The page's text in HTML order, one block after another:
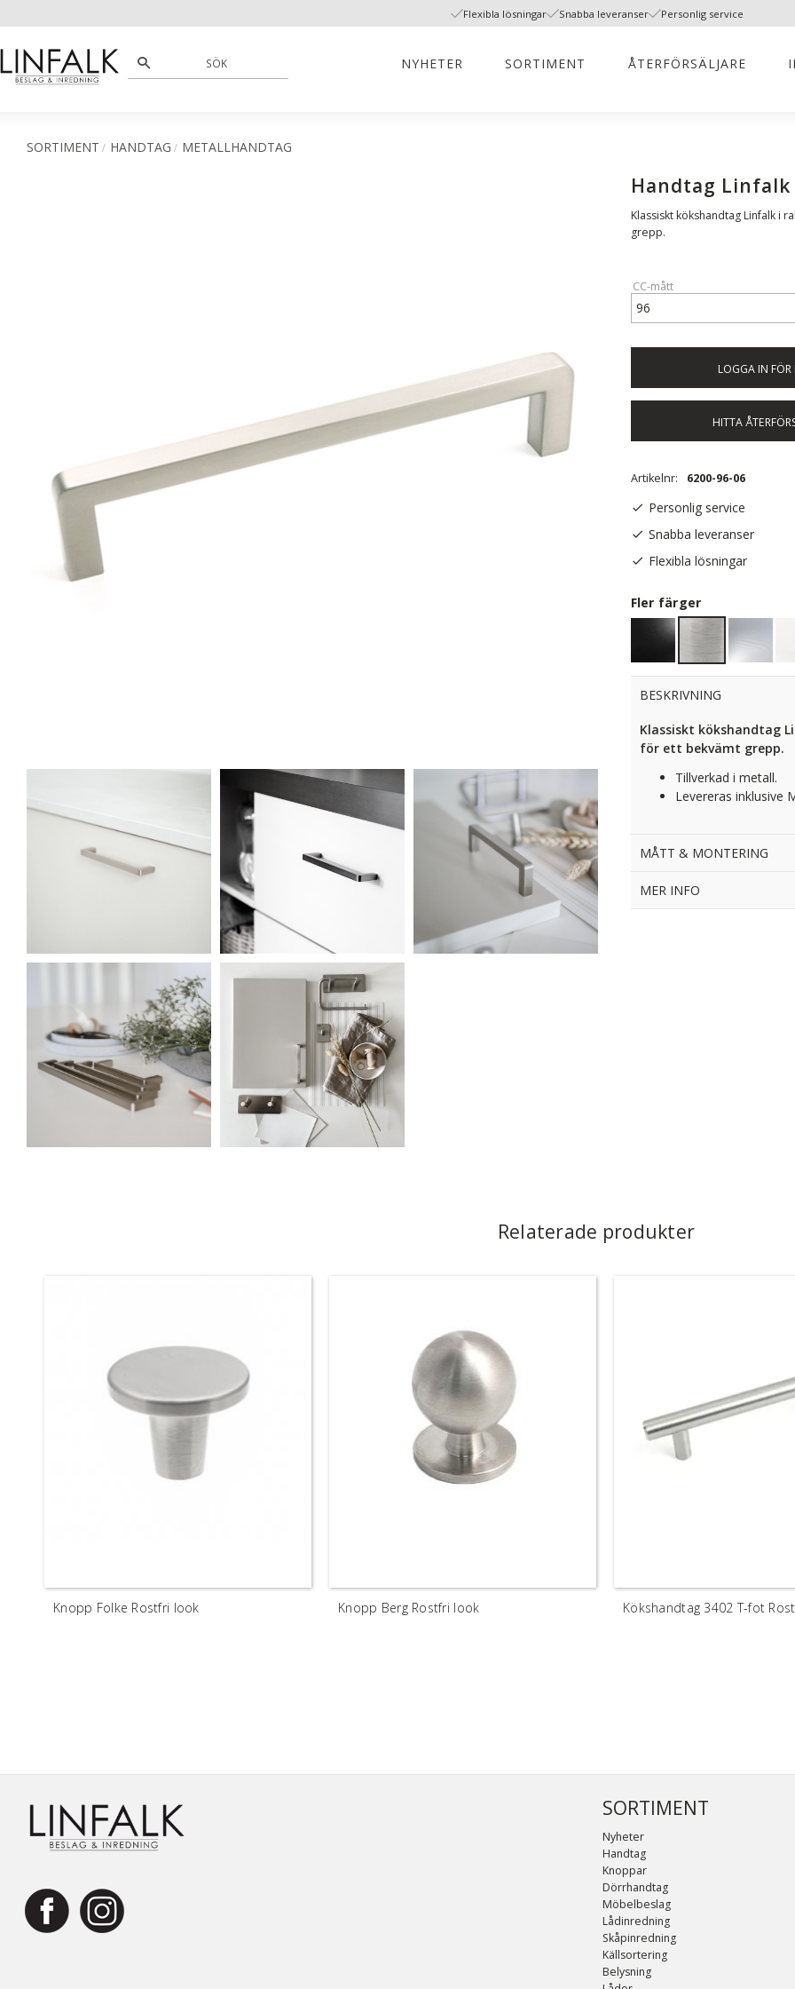
Flexibla lösningar Snabba leveranser Personlig service
NYHETER SORTIMENT ÅTERFÖRSÄLJARE
SORTIMENT HANDTAG METALLHANDTAG
Handtag
Klassiskt kökshandtag Linfalk i
grepp.
CC-mått
LOGGA IN FÖR
HITTA
Artikelnr 6200-96-06
Personlig service
Snabba leveranser
Flexibla lösningar
Fler färger
BESKRIVNING
Klassiskt kökshandtag
för ett bekvämt grepp.
Tillverkad i metall.
Levereras inklusive
MÅTT & MONTERING
MER INFO
Relaterade produkter
Knopp Folke Rostfri look Knopp Berg Rostfri look Kökshandtag 3402 T-fot
SORTIMENT
Nyheter
Handtag
Knoppar
Dörrhandtag
Möbelbeslag
Lådinredning
Skåpinredning
Källsortering
Belysning